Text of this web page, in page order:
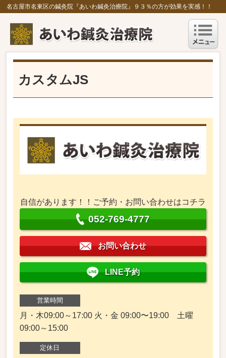
名古屋市名東区の鍼灸院『あいわ鍼灸治療院』９３％の方が効果を実感！！
カスタムJS
自信があります！！ご予約・お問い合わせはコチラ
052-769-4777
お問い合わせ
LINE予約
営業時間
月・木09:00～17:00 火・金 09:00〜19:00 土曜
09:00～15:00
定休日